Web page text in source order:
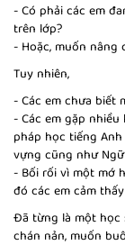
- Có phải các em
trên lớp?
- Hoặc, muốn
Tuy nhiên,
- Các em chưa biết
- Các em gặp
pháp học tiếng
vựng cũng như
- Bối rối vì một mớ
đó các em cảm
Đã từng là một học
chán nản, muốn